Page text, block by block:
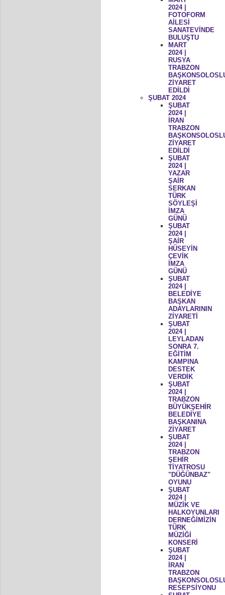
2024 |
FOTOFORM
AİLESİ
SANATEVİNDE
BULUŞTU
MART
2024 |
RUSYA
TRABZON
ZİYARET
EDİLDİ
ŞUBAT 2024
ŞUBAT
2024 |
İRAN
TRABZON
ZİYARET
EDİLDİ
ŞUBAT
2024 |
YAZAR
ŞAİR
SERKAN
TÜRK
SÖYLEŞİ
İMZA
GÜNÜ
ŞUBAT
2024 |
ŞAİR
HÜSEYİN
ÇEVİK
İMZA
GÜNÜ
ŞUBAT
2024 |
BELEDİYE
BAŞKAN
ADAYLARININ
ZİYARETİ
ŞUBAT
2024 |
LEYLADAN
SONRA 7.
EĞİTİM
KAMPINA
DESTEK
VERDİK
ŞUBAT
2024 |
TRABZON
BÜYÜKŞEHİR
BELEDİYE
BAŞKANINA
ZİYARET
ŞUBAT
2024 |
TRABZON
ŞEHİR
TİYATROSU
"DÜĞÜNBAZ"
OYUNU
ŞUBAT
2024 |
MÜZİK VE
HALKOYUNLARI
DERNEĞİMİZİN
TÜRK
MÜZİĞİ
KONSERİ
ŞUBAT
2024 |
İRAN
TRABZON
RESEPSİYONU